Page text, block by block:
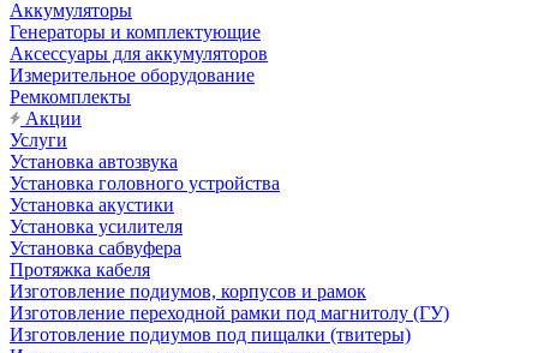
Аккумуляторы
Генераторы и комплектующие
Аксессуары для аккумуляторов
Измерительное оборудование
Ремкомплекты
Акции
Услуги
Установка автозвука
Установка головного устройства
Установка акустики
Установка усилителя
Установка сабвуфера
Протяжка кабеля
Изготовление подиумов, корпусов и рамок
Изготовление переходной рамки под магнитолу (ГУ)
Изготовление подиумов под пищалки (твитеры)